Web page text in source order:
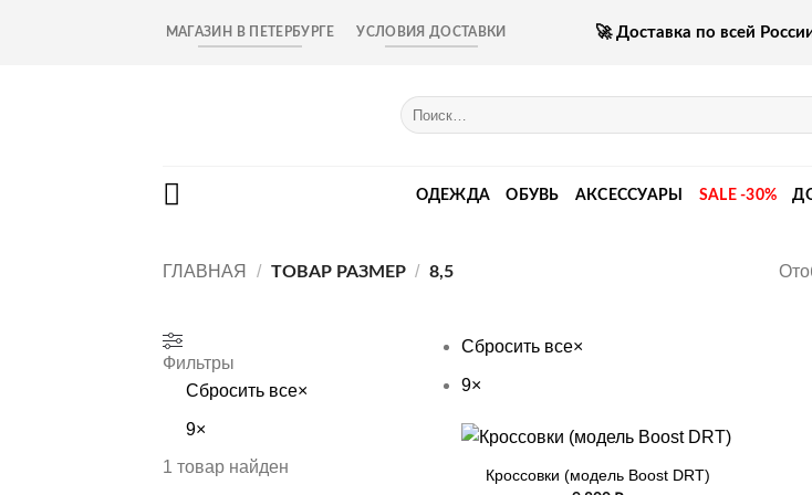
МАГАЗИН В ПЕТЕРБУРГЕ УСЛОВИЯ ДОСТАВКИ 🚀 Доставка по всей
Искать:
ОДЕЖДА ОБУВЬ АКСЕССУАРЫ SALE -30%
ГЛАВНАЯ / ТОВАР РАЗМЕР / 8,5
Фильтры
Сбросить все×
9×
1 товар найден
Сбросить все×
9×
+
Кроссовки (модель Boost DRT)